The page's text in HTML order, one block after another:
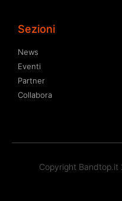
Sezioni
News
Eventi
Partner
Collabora
Copyright Bandtop.it